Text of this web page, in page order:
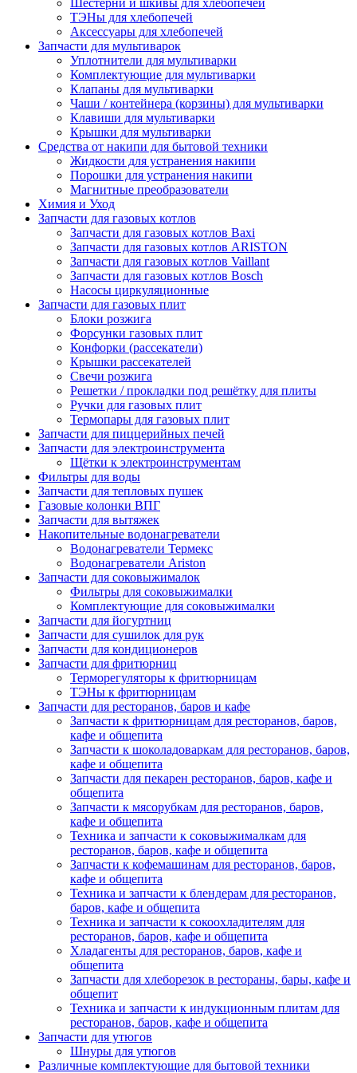
Шестерни и шкивы для хлебопечей
ТЭНы для хлебопечей
Аксессуары для хлебопечей
Запчасти для мультиварок
Уплотнители для мультиварки
Комплектующие для мультиварки
Клапаны для мультиварки
Чаши / контейнера (корзины) для мультиварки
Клавиши для мультиварки
Крышки для мультиварки
Средства от накипи для бытовой техники
Жидкости для устранения накипи
Порошки для устранения накипи
Магнитные преобразователи
Химия и Уход
Запчасти для газовых котлов
Запчасти для газовых котлов Baxi
Запчасти для газовых котлов ARISTON
Запчасти для газовых котлов Vaillant
Запчасти для газовых котлов Bosch
Насосы циркуляционные
Запчасти для газовых плит
Блоки розжига
Форсунки газовых плит
Конфорки (рассекатели)
Крышки рассекателей
Свечи розжига
Решетки / прокладки под решётку для плиты
Ручки для газовых плит
Термопары для газовых плит
Запчасти для пиццерийных печей
Запчасти для электроинструмента
Щётки к электроинструментам
Фильтры для воды
Запчасти для тепловых пушек
Газовые колонки ВПГ
Запчасти для вытяжек
Накопительные водонагреватели
Водонагреватели Термекс
Водонагреватели Ariston
Запчасти для соковыжималок
Фильтры для соковыжималки
Комплектующие для соковыжималки
Запчасти для йогуртниц
Запчасти для сушилок для рук
Запчасти для кондиционеров
Запчасти для фритюрниц
Терморегуляторы к фритюрницам
ТЭНы к фритюрницам
Запчасти для ресторанов, баров и кафе
Запчасти к фритюрницам для ресторанов, баров,
кафе и общепита
Запчасти к шоколадоваркам для ресторанов, баров,
кафе и общепита
Запчасти для пекарен ресторанов, баров, кафе и
общепита
Запчасти к мясорубкам для ресторанов, баров,
кафе и общепита
Техника и запчасти к соковыжималкам для
ресторанов, баров, кафе и общепита
Запчасти к кофемашинам для ресторанов, баров,
кафе и общепита
Техника и запчасти к блендерам для ресторанов,
баров, кафе и общепита
Техника и запчасти к сокоохладителям для
ресторанов, баров, кафе и общепита
Хладагенты для ресторанов, баров, кафе и
общепита
Запчасти для хлеборезок в рестораны, бары, кафе и
общепит
Техника и запчасти к индукционным плитам для
ресторанов, баров, кафе и общепита
Запчасти для утюгов
Шнуры для утюгов
Различные комплектующие для бытовой техники